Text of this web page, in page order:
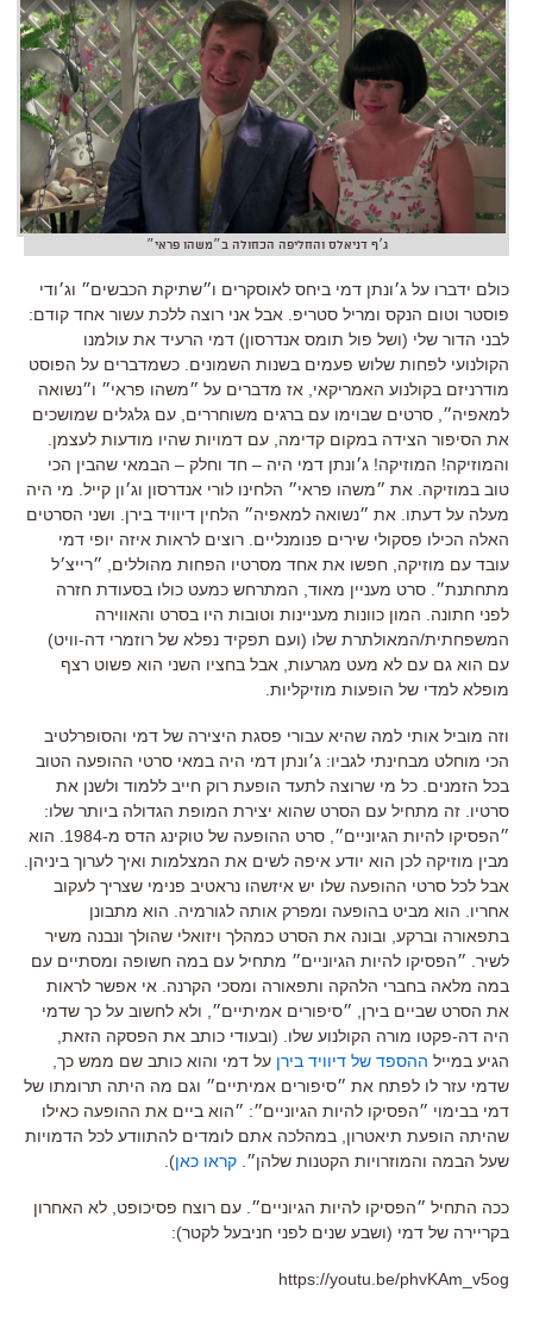
ג׳ף דניאלס והחליפה הכחולה ב״משהו פראי״
כולם ידברו על ג׳ונתן דמי ביחס לאוסקרים ו״שתיקת הכבשים״ וג׳ודי
פוסטר וטום הנקס ומריל סטריפ. אבל אני רוצה ללכת עשור אחד קודם:
לבני הדור שלי (ושל פול תומס אנדרסון) דמי הרעיד את עולמנו
הקולנועי לפחות שלוש פעמים בשנות השמונים. כשמדברים על הפוסט
מודרניזם בקולנוע האמריקאי, אז מדברים על ״משהו פראי״ ו״נשואה
למאפיה״, סרטים שבוימו עם ברגים משוחררים, עם גלגלים שמושכים
את הסיפור הצידה במקום קדימה, עם דמויות שהיו מודעות לעצמן.
והמוזיקה! המוזיקה! ג׳ונתן דמי היה – חד וחלק – הבמאי שהבין הכי
טוב במוזיקה. את ״משהו פראי״ הלחינו לורי אנדרסון וג׳ון קייל. מי היה
מעלה על דעתו. את ״נשואה למאפיה״ הלחין דיוויד בירן. ושני הסרטים
האלה הכילו פסקולי שירים פנומנליים. רוצים לראות איזה יופי דמי
עובד עם מוזיקה, חפשו את אחד מסרטיו הפחות מהוללים, ״רייצ׳ל
מתחתנת״. סרט מעניין מאוד, המתרחש כמעט כולו בסעודת חזרה
לפני חתונה. המון כוונות מעניינות וטובות היו בסרט והאווירה
המשפחתית/המאולתרת שלו (ועם תפקיד נפלא של רוזמרי דה-וויט)
עם הוא גם עם לא מעט מגרעות, אבל בחציו השני הוא פשוט רצף
מופלא למדי של הופעות מוזיקליות.
וזה מוביל אותי למה שהיא עבורי פסגת היצירה של דמי והסופרלטיב
הכי מוחלט מבחינתי לגביו: ג׳ונתן דמי היה במאי סרטי ההופעה הטוב
בכל הזמנים. כל מי שרוצה לתעד הופעת רוק חייב ללמוד ולשנן את
סרטיו. זה מתחיל עם הסרט שהוא יצירת המופת הגדולה ביותר שלו:
״הפסיקו להיות הגיוניים״, סרט ההופעה של טוקינג הדס מ-1984. הוא
מבין מוזיקה לכן הוא יודע איפה לשים את המצלמות ואיך לערוך ביניהן.
אבל לכל סרטי ההופעה שלו יש איזשהו נראטיב פנימי שצריך לעקוב
אחריו. הוא מביט בהופעה ומפרק אותה לגורמיה. הוא מתבונן
בתפאורה וברקע, ובונה את הסרט כמהלך ויזואלי שהולך ונבנה משיר
לשיר. ״הפסיקו להיות הגיוניים״ מתחיל עם במה חשופה ומסתיים עם
במה מלאה בחברי הלהקה ותפאורה ומסכי הקרנה. אי אפשר לראות
את הסרט שביים בירן, ״סיפורים אמיתיים״, ולא לחשוב על כך שדמי
היה דה-פקטו מורה הקולנוע שלו. (ובעודי כותב את הפסקה הזאת,
הגיע במייל ההספד של דיוויד בירן על דמי והוא כותב שם ממש כך,
שדמי עזר לו לפתח את ״סיפורים אמיתיים״ וגם מה היתה תרומתו של
דמי בבימוי ״הפסיקו להיות הגיוניים״: ״הוא ביים את ההופעה כאילו
שהיתה הופעת תיאטרון, במהלכה אתם לומדים להתוודע לכל הדמויות
שעל הבמה והמוזרויות הקטנות שלהן״. קראו כאן).
ככה התחיל ״הפסיקו להיות הגיוניים״. עם רוצח פסיכופט, לא האחרון
בקריירה של דמי (ושבע שנים לפני חניבעל לקטר):
https://youtu.be/phvKAm_v5og